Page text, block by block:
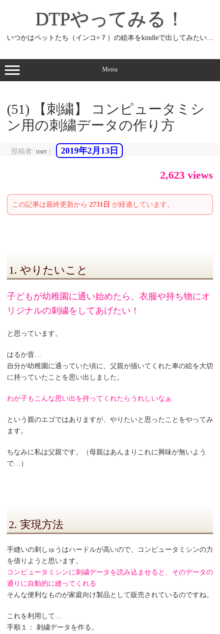
ッ
プ
DTPやってみる！
いつかはペットたち（インコ×７）の絵本をkindleで出してみたい…
Menu
(51) 【刺繍】 コンピュータミシ
ン用の刺繍データの作り方
投稿者: user 2019年2月13日
2,623 views
この記事は最終更新から 2731日 が経過しています。
1. やりたいこと
子どもが幼稚園に通い始めたら、衣服や持ち物にオ
リジナルの刺繍をしてあげたい！
と思っています。
はるか昔…
自分が幼稚園に通っていた頃に、父親が描いてくれた車の絵を大切
に持っていたことを思い出しました。
わが子もこんな思い出を持ってくれたらうれしいなぁ
という親のエゴではありますが、やりたいと思ったことをやってみ
ます。
ちなみに私は父親です。（母親はあんまりこれに興味が無いよう
で…）
2. 実現方法
手縫いの刺しゅうはハードルが高いので、コンピュータミシンの力
を借りようと思います。
コンピュータミシンに刺繍データを読み込ませると、そのデータの
通りに自動的に縫ってくれる
そんな便利なものが家庭向け製品として販売されているのですね。
これを利用して…
手順１： 刺繍データを作る。